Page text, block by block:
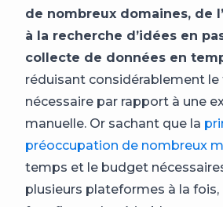
de nombreux domaines, de
à la recherche d’idées en
collecte de données en
réduisant considérablement
nécessaire par rapport à une
manuelle. Or sachant que la
préoccupation de nombreux
temps et le budget
plusieurs plateformes à la fois,